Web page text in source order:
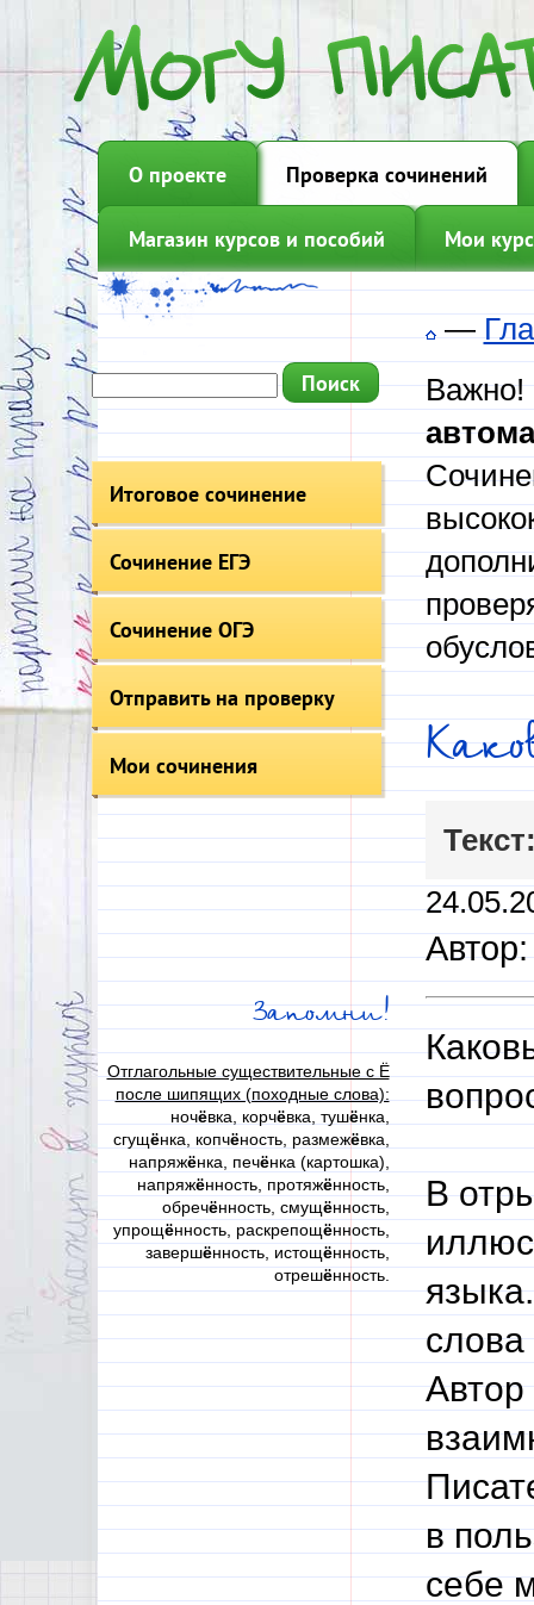
О проекте Проверка сочинений
Магазин курсов и пособий Мои
Итоговое сочинение
Сочинение ЕГЭ
Сочинение ОГЭ
Отправить на проверку
Мои сочинения
Запомни!
Отглагольные существительные с Ё
после шипящих (походные слова):
ночёвка, корчёвка, тушёнка,
сгущёнка, копчёность, размежёвка,
напряжёнка, печёнка (картошка),
напряжённость, протяжённость,
обречённость, смущённость,
упрощённость, раскрепощённость,
завершённость, истощённость,
отрешённость.
—
Важно!
В
слова
Автор
в
себе